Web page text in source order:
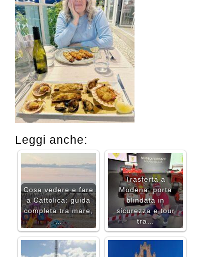
Leggi anche:
Cosa vedere e fare
a Cattolica: guida
completa tra mare,
…
Trasferta a
Modena: porta
blindata in
sicurezza e tour
tra…